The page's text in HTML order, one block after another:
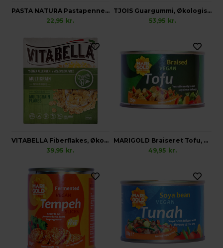
PASTA NATURA Pastapenne, Amarant Teff & Quinoa, Glutenfri
22,95 kr.
TJOIS Guargummi, Økologisk Vegansk Glutenfri
53,95 kr.
VITABELLA Fiberflakes, Økologisk Vegansk Glutenfri
39,95 kr.
MARIGOLD Braiseret Tofu, Vegansk
49,95 kr.